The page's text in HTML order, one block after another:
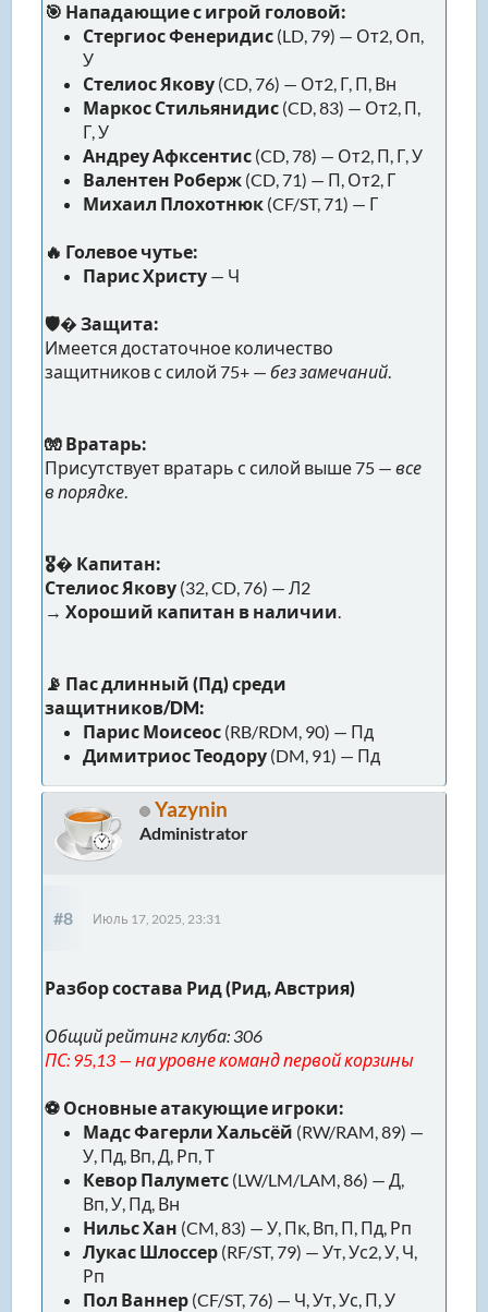
🎯 Нападающие с игрой головой:
Стергиос Фенеридис (LD, 79) — От2, Оп,
У
Стелиос Якову (CD, 76) — От2, Г, П, Вн
Маркос Стильянидис (CD, 83) — От2, П,
Г, У
Андреу Афксентис (CD, 78) — От2, П, Г, У
Валентен Роберж (CD, 71) — П, От2, Г
Михаил Плохотнюк (CF/ST, 71) — Г
🔥 Голевое чутье:
Парис Христу — Ч
🛡� Защита:
Имеется достаточное количество
защитников с силой 75+ —без замечаний.
🧤 Вратарь:
Присутствует вратарь с силой выше 75 —все
в порядке.
🎖� Капитан:
Стелиос Якову (32, CD, 76) — Л2
→Хороший капитан в наличии.
📡 Пас длинный (Пд) среди
защитников/DM:
Парис Моисеос (RB/RDM, 90) — Пд
Димитриос Теодору (DM, 91) — Пд
Yazynin
Administrator
#8 Июль 17, 2025, 23:31
Разбор состава Рид (Рид, Австрия)
Общий рейтинг клуба: 306
ПС: 95,13 — на уровне команд первой корзины
⚽ Основные атакующие игроки:
Мадс Фагерли Хальсёй (RW/RAM, 89) —
У, Пд, Вп, Д, Рп, Т
Кевор Палуметс (LW/LM/LAM, 86) — Д,
Вп, У, Пд, Вн
Нильс Хан (CM, 83) — У, Пк, Вп, П, Пд, Рп
Лукас Шлоссер (RF/ST, 79) — Ут, Ус2, У, Ч,
Рп
Пол Ваннер (CF/ST, 76) — Ч, Ут, Ус, П, У